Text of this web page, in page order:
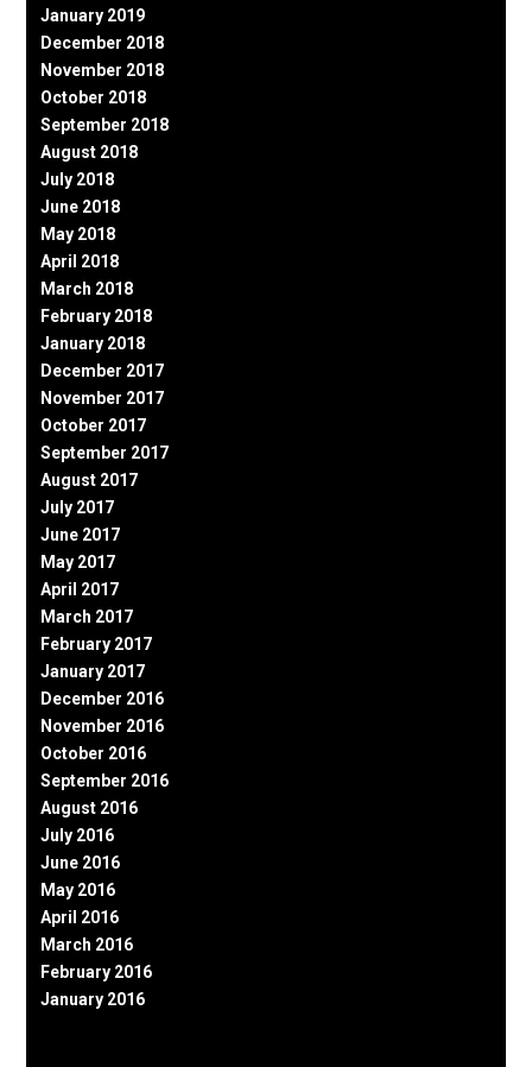
January 2019
December 2018
November 2018
October 2018
September 2018
August 2018
July 2018
June 2018
May 2018
April 2018
March 2018
February 2018
January 2018
December 2017
November 2017
October 2017
September 2017
August 2017
July 2017
June 2017
May 2017
April 2017
March 2017
February 2017
January 2017
December 2016
November 2016
October 2016
September 2016
August 2016
July 2016
June 2016
May 2016
April 2016
March 2016
February 2016
January 2016